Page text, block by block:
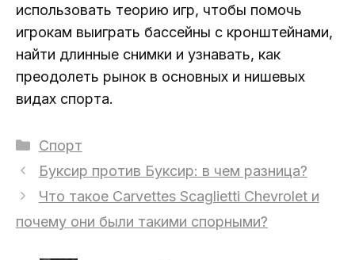
использовать теорию игр, чтобы помочь
игрокам выиграть бассейны с кронштейнами,
найти длинные снимки и узнавать, как
преодолеть рынок в основных и нишевых
видах спорта.
Рубрики
Спорт
Буксир против Буксир: в чем разница?
Что такое Carvettes Scaglietti Chevrolet и
почему они были такими спорными?